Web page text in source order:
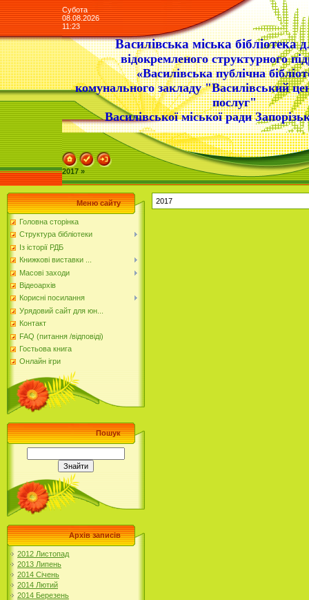
Субота
08.08.2026
11:23
Василівська міська бібліотека
відокремленого структурного
«Василівська публічна
комунального закладу "Василівський
послуг"
Василівської міської ради
2017 »
Меню сайту
Головна сторінка
Структура бібліотеки
Із історії РДБ
Книжкові виставки ...
Масові заходи
Відеоархів
Корисні посилання
Урядовий сайт для юн...
Контакт
FAQ (питання /відповіді)
Гостьова книга
Онлайн ігри
Пошук
Архів записів
2012 Листопад
2013 Липень
2014 Січень
2014 Лютий
2014 Березень
2017